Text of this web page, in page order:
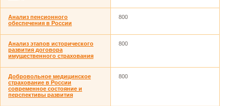
Анализ пенсионного
обеспечения в России
800
Анализ этапов исторического
развития договора
имущественного страхования
800
Добровольное медицинское
страхование в России
современное состояние и
перспективы развития
800